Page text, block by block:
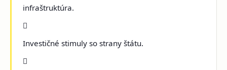
infraštruktúra.

Investičné stimuly so strany štátu.
